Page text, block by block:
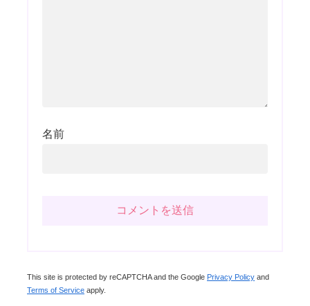
名前
This site is protected by reCAPTCHA and the Google Privacy Policy and
Terms of Service apply.